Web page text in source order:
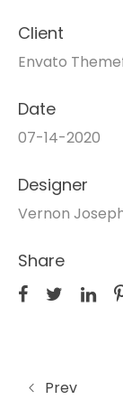
Client
Envato
Date
07-14-2020
Designer
Vernon
Share
Prev